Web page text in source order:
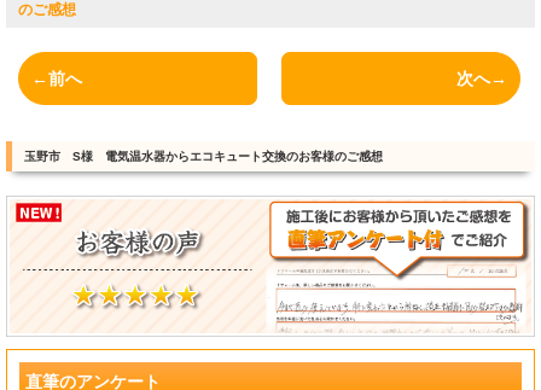
のご感想
←前へ 次へ→
玉野市 S様 電気温水器からエコキュート交換のお客様のご感想
直筆のアンケート